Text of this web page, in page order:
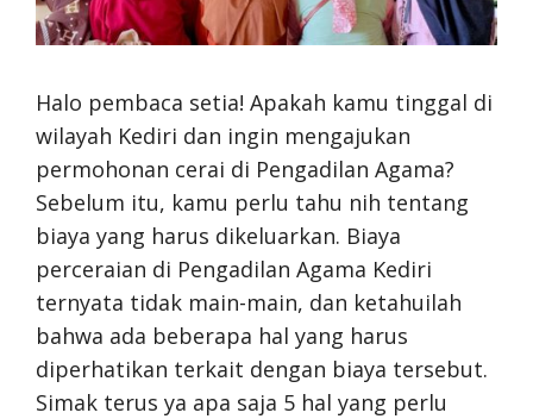
Halo pembaca setia! Apakah kamu tinggal di
wilayah Kediri dan ingin mengajukan
permohonan cerai di Pengadilan Agama?
Sebelum itu, kamu perlu tahu nih tentang
biaya yang harus dikeluarkan. Biaya
perceraian di Pengadilan Agama Kediri
ternyata tidak main-main, dan ketahuilah
bahwa ada beberapa hal yang harus
diperhatikan terkait dengan biaya tersebut.
Simak terus ya apa saja 5 hal yang perlu